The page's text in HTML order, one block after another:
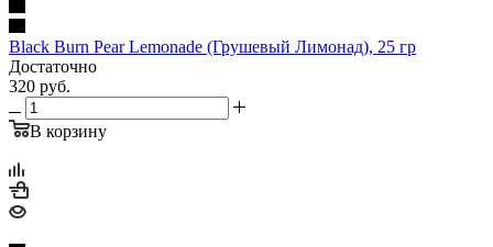
Black Burn Pear Lemonade (Грушевый Лимонад), 25 гр
Достаточно
320 руб.
В корзину